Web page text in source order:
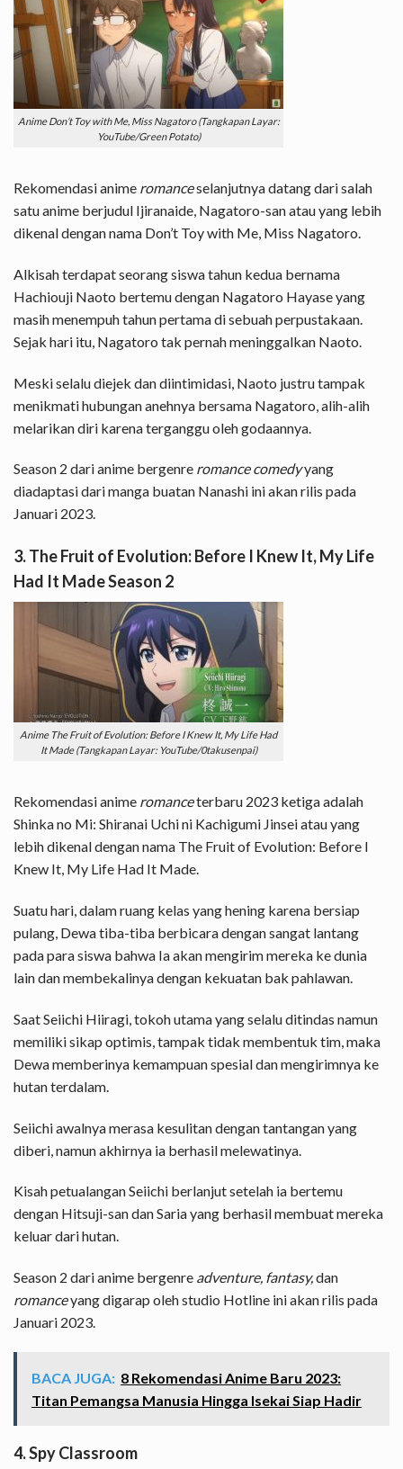
Anime Don’t Toy with Me, Miss Nagatoro (Tangkapan Layar:
YouTube/Green Potato)
Rekomendasi anime romanceselanjutnya datang dari salah
satu anime berjudul Ijiranaide, Nagatoro-san atau yang lebih
dikenal dengan nama Don’t Toy with Me, Miss Nagatoro.
Alkisah terdapat seorang siswa tahun kedua bernama
Hachiouji Naoto bertemu dengan Nagatoro Hayase yang
masih menempuh tahun pertama di sebuah perpustakaan.
Sejak hari itu, Nagatoro tak pernah meninggalkan Naoto.
Meski selalu diejek dan diintimidasi, Naoto justru tampak
menikmati hubungan anehnya bersama Nagatoro, alih-alih
melarikan diri karena terganggu oleh godaannya.
Season 2 dari anime bergenre romance comedyyang
diadaptasi dari manga buatan Nanashi ini akan rilis pada
Januari 2023.
3. The Fruit of Evolution: Before I Knew It, My Life
Had It Made Season 2
Anime The Fruit of Evolution: Before I Knew It, My Life Had
It Made (Tangkapan Layar: YouTube/0takusenpai)
Rekomendasi anime romanceterbaru 2023 ketiga adalah
Shinka no Mi: Shiranai Uchi ni Kachigumi Jinsei atau yang
lebih dikenal dengan nama The Fruit of Evolution: Before I
Knew It, My Life Had It Made.
Suatu hari, dalam ruang kelas yang hening karena bersiap
pulang, Dewa tiba-tiba berbicara dengan sangat lantang
pada para siswa bahwa Ia akan mengirim mereka ke dunia
lain dan membekalinya dengan kekuatan bak pahlawan.
Saat Seiichi Hiiragi, tokoh utama yang selalu ditindas namun
memiliki sikap optimis, tampak tidak membentuk tim, maka
Dewa memberinya kemampuan spesial dan mengirimnya ke
hutan terdalam.
Seiichi awalnya merasa kesulitan dengan tantangan yang
diberi, namun akhirnya ia berhasil melewatinya.
Kisah petualangan Seiichi berlanjut setelah ia bertemu
dengan Hitsuji-san dan Saria yang berhasil membuat mereka
keluar dari hutan.
Season 2 dari anime bergenre adventure, fantasy,dan
romanceyang digarap oleh studio Hotline ini akan rilis pada
Januari 2023.
BACA JUGA: 8 Rekomendasi Anime Baru 2023:
Titan Pemangsa Manusia Hingga Isekai Siap Hadir
4. Spy Classroom